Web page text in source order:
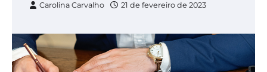
Carolina Carvalho 21 de fevereiro de 2023